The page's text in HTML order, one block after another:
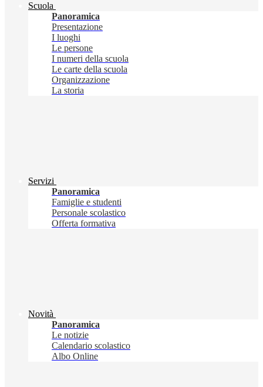
Scuola
Panoramica
Presentazione
I luoghi
Le persone
I numeri della scuola
Le carte della scuola
Organizzazione
La storia
Servizi
Panoramica
Famiglie e studenti
Personale scolastico
Offerta formativa
Novità
Panoramica
Le notizie
Calendario scolastico
Albo Online